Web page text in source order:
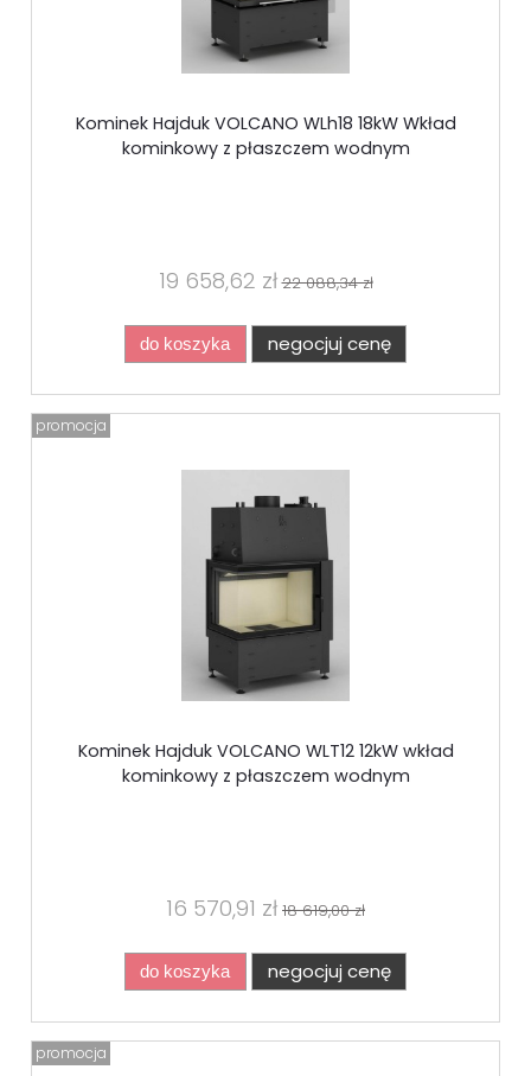
Kominek Hajduk VOLCANO WLh18 18kW Wkład
kominkowy z płaszczem wodnym
19 658,62 zł 22 088,34 zł
do koszyka negocjuj cenę
Kominek Hajduk VOLCANO WLT12 12kW wkład
kominkowy z płaszczem wodnym
16 570,91 zł 18 619,00 zł
do koszyka negocjuj cenę
promocja
promocja